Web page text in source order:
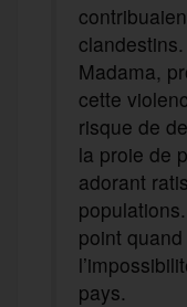
Madama,
cette
risque de
la proie de
adorant
point
pays.